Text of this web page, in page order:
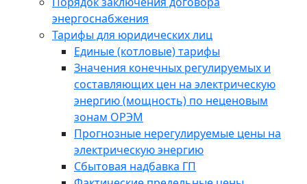
энергоснабжения
Тарифы для юридических лиц
Единые (котловые) тарифы
Значения конечных регулируемых и
составляющих цен на электрическую
энергию (мощность) по неценовым
зонам ОРЭМ
Прогнозные нерегулируемые цены на
электрическую энергию
Сбытовая надбавка ГП